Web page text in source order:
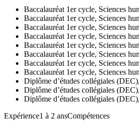
Baccalauréat 1er cycle, Sciences
Baccalauréat 1er cycle, Sciences
Baccalauréat 1er cycle, Sciences
Baccalauréat 1er cycle, Sciences
Baccalauréat 1er cycle, Sciences
Baccalauréat 1er cycle, Sciences
Baccalauréat 1er cycle, Sciences
Baccalauréat 1er cycle, Sciences
Diplôme d’études collégiales
Diplôme d’études collégiales
Diplôme d’études collégiales
Expérience1 à 2 ansCompétences